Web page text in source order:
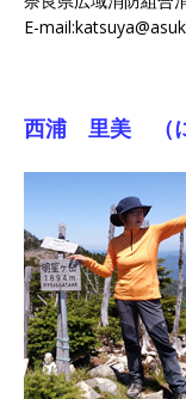
E-
西浦 里美 （